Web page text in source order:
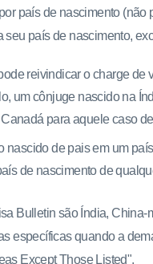
país de nascimento (não
país de nascimento,
reivindicar o charge de
um cônjuge nascido na
para aquele caso
nascido de pais em um
de nascimento de
Bulletin são Índia, China-
específicas quando a
Except Those Listed".